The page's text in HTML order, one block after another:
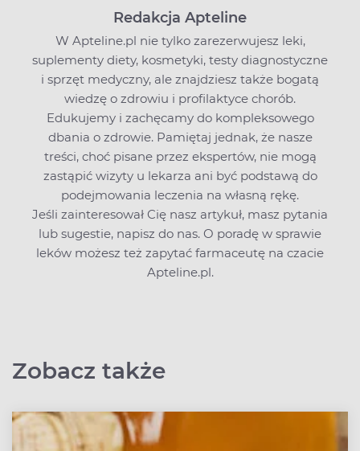
Redakcja Apteline
W Apteline.pl nie tylko zarezerwujesz leki,
suplementy diety, kosmetyki, testy diagnostyczne
i sprzęt medyczny, ale znajdziesz także bogatą
wiedzę o zdrowiu i profilaktyce chorób.
Edukujemy i zachęcamy do kompleksowego
dbania o zdrowie. Pamiętaj jednak, że nasze
treści, choć pisane przez ekspertów, nie mogą
zastąpić wizyty u lekarza ani być podstawą do
podejmowania leczenia na własną rękę.
Jeśli zainteresował Cię nasz artykuł, masz pytania
lub sugestie, napisz do nas. O poradę w sprawie
leków możesz też zapytać farmaceutę na czacie
Apteline.pl.
Zobacz także